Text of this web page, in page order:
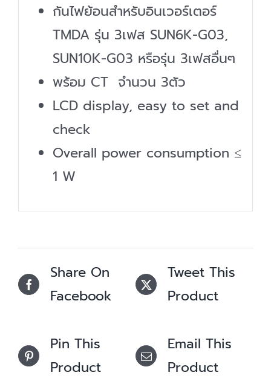
กันไฟย้อนสำหรับอินเวอร์เตอร์
TMDA รุ่น 3เฟส SUN6K-G03,
SUN10K-G03 หรือรุ่น 3เฟสอื่นๆ
พร้อม CT จำนวน 3ตัว
LCD display, easy to set and
check
Overall power consumption ≤
1 W
Share On
Facebook
Tweet This
Product
Pin This
Product
Email This
Product